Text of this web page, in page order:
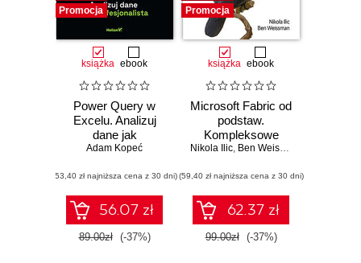
Promocja
książka ebook
Power Query w
Excelu. Analizuj
dane jak
profesjonalista
Adam Kopeć
(53,40 zł najniższa cena z 30 dni)
56.07 zł
89.00zł (-37%)
Promocja
książka ebook
Microsoft Fabric od
podstaw.
Kompleksowe
projektowanie
analityki danych
Nikola Ilic, Ben Weissman
(59,40 zł najniższa cena z 30 dni)
62.37 zł
99.00zł (-37%)